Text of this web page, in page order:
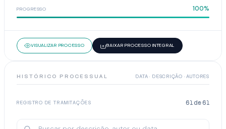
PROGRESSO 100%
VISUALIZAR PROCESSO BAIXAR PROCESSO INTEGRAL
HISTÓRICO PROCESSUAL DATA · DESCRIÇÃO · AUTORES
REGISTRO DE TRAMITAÇÕES 61de61